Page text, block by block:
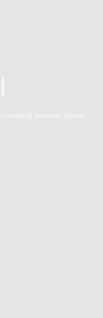
till Business Studio